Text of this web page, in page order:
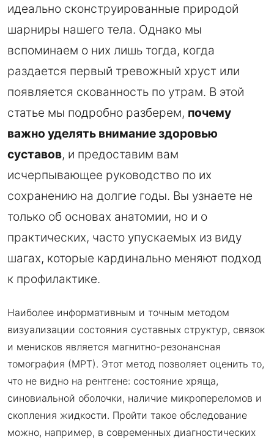
идеально сконструированные природой
шарниры нашего тела. Однако мы
вспоминаем о них лишь тогда, когда
раздается первый тревожный хруст или
появляется скованность по утрам. В этой
статье мы подробно разберем, почему
важно уделять внимание здоровью
суставов, и предоставим вам
исчерпывающее руководство по их
сохранению на долгие годы. Вы узнаете не
только об основах анатомии, но и о
практических, часто упускаемых из виду
шагах, которые кардинально меняют подход
к профилактике.
Наиболее информативным и точным методом
визуализации состояния суставных структур, связок
и менисков является магнитно-резонансная
томография (МРТ). Этот метод позволяет оценить то,
что не видно на рентгене: состояние хряща,
синовиальной оболочки, наличие микропереломов и
скопления жидкости. Пройти такое обследование
можно, например, в современных диагностических